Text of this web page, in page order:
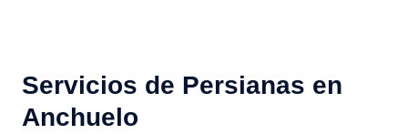
Servicios de Persianas en
Anchuelo